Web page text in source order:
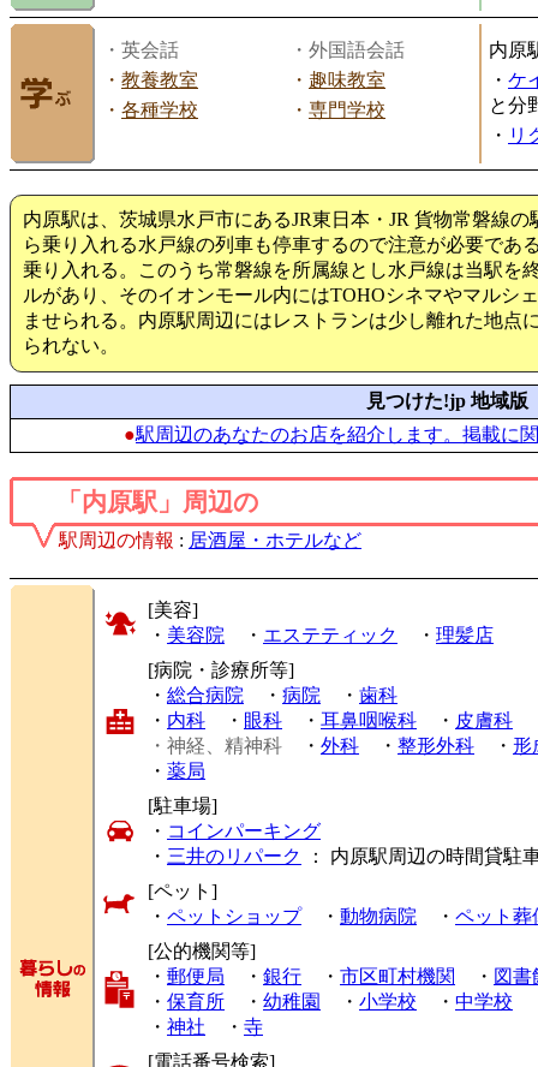
・英会話
・外国語会話
・ 教養教室 ・ 趣味教室
・ 各種学校 ・ 専門学校
内原
・ ケ
と分
・ リ
内原駅は、茨城県水戸市にあるJR東日本・JR 貨物常磐線
ら乗り入れる水戸線の列車も停車するので注意が必要であ
乗り入れる。このうち常磐線を所属線とし水戸線は当駅を
ルがあり、そのイオンモール内にはTOHOシネマやマルシ
ませられる。内原駅周辺にはレストランは少し離れた地点
られない。
見つけた!jp 地域版
●駅周辺のあなたのお店を紹介します。掲載に
「内原駅」周辺の
駅周辺の情報 : 居酒屋・ホテルなど
[美容]
・ 美容院 ・ エステティック ・ 理髪店
[病院・診療所等]
・ 総合病院 ・ 病院 ・ 歯科
・ 内科 ・ 眼科 ・ 耳鼻咽喉科 ・ 皮膚科
・神経、精神科 ・ 外科 ・ 整形外科 ・ 形
・ 薬局
[駐車場]
・ コインパーキング
・ 三井のリパーク
： 内原駅周辺の時間貸駐
[ペット]
・ ペットショップ・ 動物病院 ・ ペット葬
[公的機関等]
・ 郵便局 ・ 銀行 ・ 市区町村機関 ・ 図書
・ 保育所 ・ 幼稚園 ・ 小学校 ・ 中学校
・ 神社 ・ 寺
[電話番号検索]